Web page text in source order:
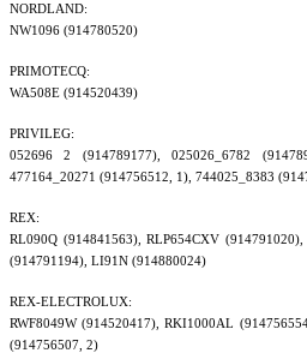
NORDLAND:
NW1096 (914780520)
PRIMOTECQ:
WA508E (914520439)
PRIVILEG:
052696 2 (914789177), 025026_6782
477164_20271 (914756512, 1), 744025_8383
REX:
RL090Q (914841563), RLP654CXV
(914791194), LI91N (914880024)
REX-ELECTROLUX:
RWF8049W (914520417), RKI1000AL
(914756507, 2)